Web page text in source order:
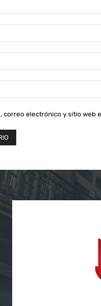
correo electrónico y sitio web